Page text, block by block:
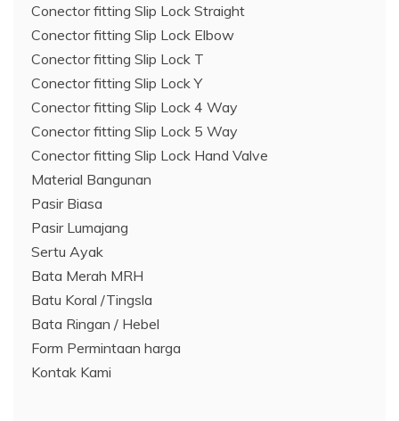
Conector fitting Slip Lock Straight
Conector fitting Slip Lock Elbow
Conector fitting Slip Lock T
Conector fitting Slip Lock Y
Conector fitting Slip Lock 4 Way
Conector fitting Slip Lock 5 Way
Conector fitting Slip Lock Hand Valve
Material Bangunan
Pasir Biasa
Pasir Lumajang
Sertu Ayak
Bata Merah MRH
Batu Koral /Tingsla
Bata Ringan / Hebel
Form Permintaan harga
Kontak Kami